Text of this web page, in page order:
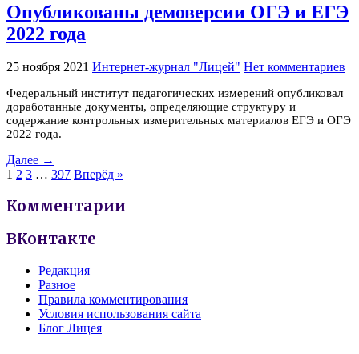
Опубликованы демоверсии ОГЭ и ЕГЭ
2022 года
25 ноября 2021 Интернет-журнал "Лицей" Нет комментариев
Федеральный институт педагогических измерений опубликовал
доработанные документы, определяющие структуру и
содержание контрольных измерительных материалов ЕГЭ и ОГЭ
2022 года.
Далее →
1 2 3 … 397 Вперёд »
Комментарии
ВКонтакте
Редакция
Разное
Правила комментирования
Условия использования сайта
Блог Лицея